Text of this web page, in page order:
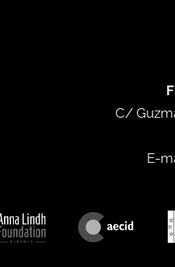
C/
E-